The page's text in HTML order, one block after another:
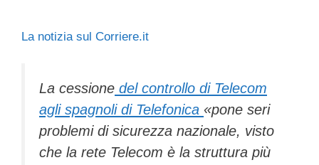
La notizia sul Corriere.it
La cessione del controllo di Telecom
agli spagnoli di Telefonica «pone seri
problemi di sicurezza nazionale, visto
che la rete Telecom è la struttura più